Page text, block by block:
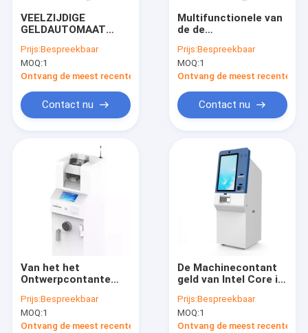
VEELZIJDIGE
GELDAUTOMAAT
CAPACITEIT EN
BETROUWBARE
PRESTATIES
Prijs:Bespreekbaar
MOQ:1
Ontvang de meest recente Prijs
Contact nu
Multifunctionele van
de de
van de
Geldautomaatmachine
bulk thermische het
Prijs:Bespreekbaar
MOQ:1
Ontvang de meest recente
Contact nu
Van het het
Ontwerpcontante
Moderne van de de
Stortingsmachine de
Supermarkt Veilige
Prijs:Bespreekbaar
MOQ:1
Ontvang de meest recente Prijs
De Machinecontant
geld van Intel Core i3
Storting en Uitdelen
Prijs:Bespreekbaar
MOQ:1
Ontvang de meest recente